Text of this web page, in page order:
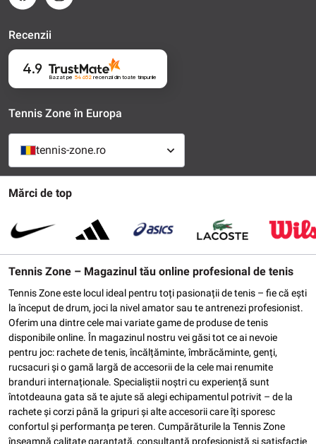
Mărci de top
Tennis Zone – Magazinul tău online profesional de tenis
Tennis Zone este locul ideal pentru toți pasionații de tenis – fie că ești
la început de drum, joci la nivel amator sau te antrenezi profesionist.
Oferim una dintre cele mai variate game de produse de tenis
disponibile online. În magazinul nostru vei găsi tot ce ai nevoie
pentru joc: rachete de tenis, încălțăminte, îmbrăcăminte, genți,
rucsacuri și o gamă largă de accesorii de la cele mai renumite
branduri internaționale. Specialiștii noștri cu experiență sunt
întotdeauna gata să te ajute să alegi echipamentul potrivit – de la
rachete și corzi până la gripuri și alte accesorii care îți sporesc
confortul și performanța pe teren. Cumpărăturile la Tennis Zone
înseamnă calitate garantată, consultanță profesionistă și satisfacție
Recenzii
4.9
Bazat pe 54 652recenziidin toate timpurile
Tennis Zone în Europa
tennis-zone.ro